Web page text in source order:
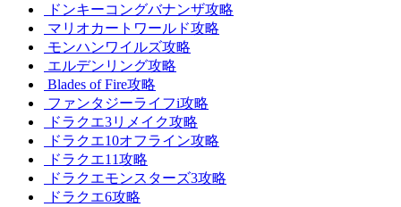
ドンキーコングバナンザ攻略
マリオカートワールド攻略
モンハンワイルズ攻略
エルデンリング攻略
Blades of Fire攻略
ファンタジーライフi攻略
ドラクエ3リメイク攻略
ドラクエ10オフライン攻略
ドラクエ11攻略
ドラクエモンスターズ3攻略
ドラクエ6攻略